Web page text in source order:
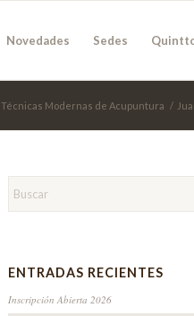
Novedades Sedes
Técnicas Modernas de Acupuntura /
ENTRADAS RECIENTES
Inscripción Abierta 2026